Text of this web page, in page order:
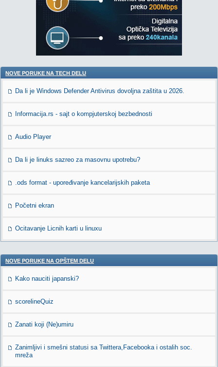
NOVE PORUKE NA TECH DELU
Da li je Windows Defender Antivirus dovoljna zaštita u 2026.
Informacija.rs - sajt o kompjuterskoj bezbednosti
Audio Player
Da li je linuks sazreo za masovnu upotrebu?
.ods format - upoređivanje kancelarijskih paketa
Početni ekran
Ocitavanje Licnih karti u linuxu
NOVE PORUKE NA OPŠTEM DELU
Kako nauciti japanski?
scorelineQuiz
Zanati koji (Ne)umiru
Zanimljivi i smešni statusi sa Twittera,Facebooka i ostalih soc.
mreža